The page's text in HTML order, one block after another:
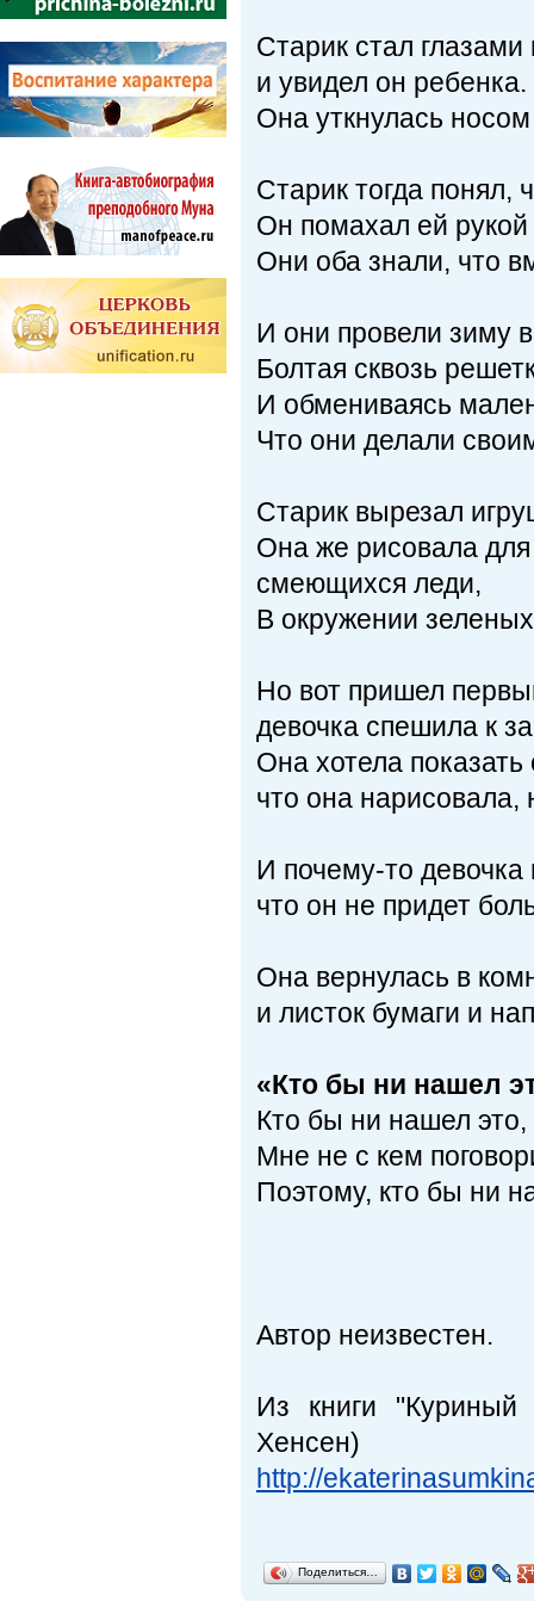
Старик стал глазами
и увидел он ребенка.
Она уткнулась
Старик тогда понял,
Он помахал ей
Они оба знали, что
И они провели зиму
Болтая сквозь
И обмениваясь
Что они делали
Старик вырезал
Она же рисовала для
смеющихся леди,
В окружении
Но вот пришел
девочка спешила к
Она хотела показать
что она нарисовала,
И почему-то девочка
что он не придет
Она вернулась в
и листок бумаги и
«Кто бы ни нашел
Кто бы ни нашел
Мне не с кем
Поэтому, кто бы ни
Автор неизвестен.
Из книги
Хенсен)
http://
Поделиться…